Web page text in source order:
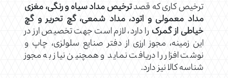
ترخیص کاری که قصدترخیص مداد سیاه و رنگی، مغزی
مداد معمولی و اتود، مداد شمعی، گچ تحریر و گچ
خیاطی از گمرک را دارد، لازم است جهت تخصیص ارز در
این زمینه، مجوز ارزی از دفتر صنایع سلولزی، چاپ و
نوشت افزار را دریافت نماید و همچنین نیاز به مجوز
شناسه کالا نیز دارد.